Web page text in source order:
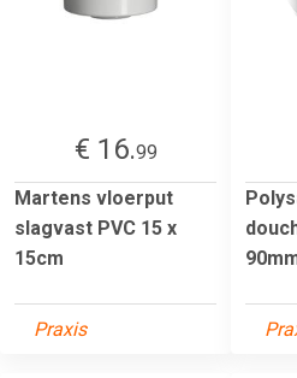
€ 16.99
Martens vloerput
slagvast PVC 15 x
15cm
Praxis